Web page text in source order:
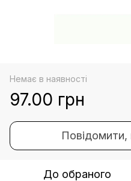
Немає в наявності
97.00 грн
Повідомити,
До обраного